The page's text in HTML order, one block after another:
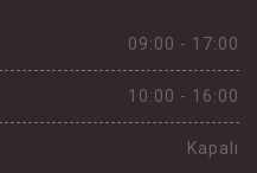
09:00 - 17:00
10:00 - 16:00
Kapalı